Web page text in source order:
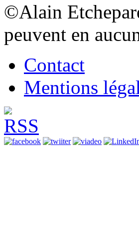
©Alain
peuvent en
Contact
Mentions